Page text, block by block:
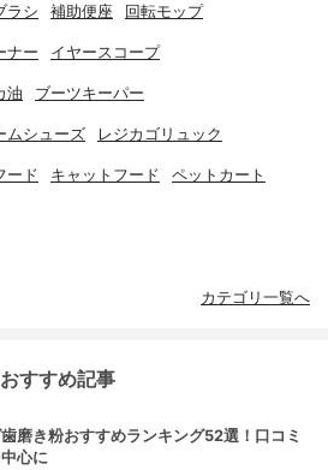
ラシ 補助便座 回転モップ
ナー イヤースコープ
油 ブーツキーパー
ムシューズ レジカゴリュック
ード キャットフード ペットカート
カテゴリ一覧へ
すすめ記事
磨き粉おすすめランキング52選！口コミ
心に